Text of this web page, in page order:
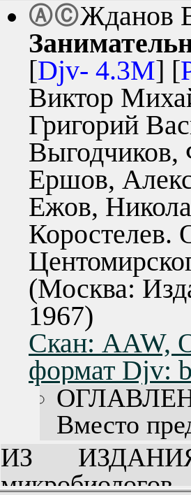
ⒶⒸЖданов
[Djv- 4.3M] [
Виктор
Григорий
Выгодчиков,
Ершов,
Ежов,
(Москва:
1967)
Скан: AAW,
формат Djv:
Вместо
Глава 1.
Глава 2.
ИЗ